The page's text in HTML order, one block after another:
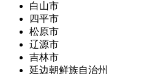
白山市
四平市
松原市
辽源市
吉林市
延边朝鲜族自治州